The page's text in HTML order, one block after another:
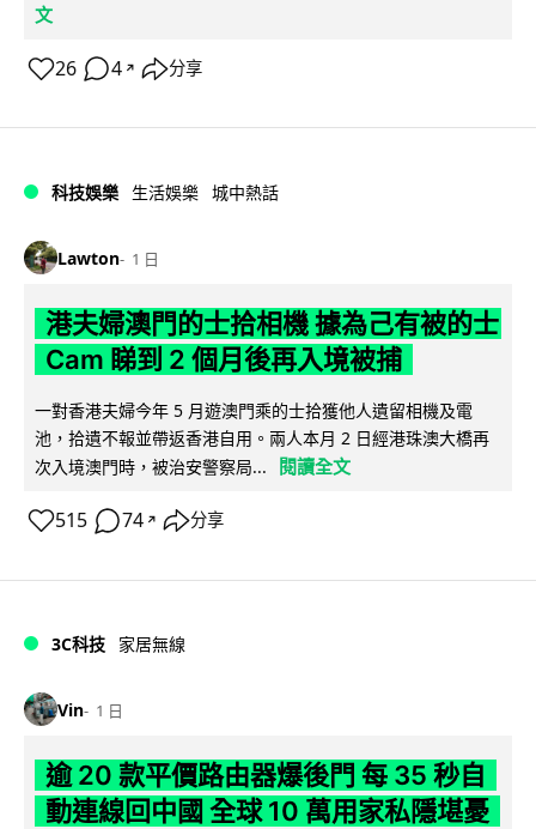
文
26 4 ↗ 分享
科技娛樂 生活娛樂 城中熱話
Lawton 1 日
港夫婦澳門的士拾相機 據為己有被的士
Cam 睇到 2 個月後再入境被捕
一對香港夫婦今年 5 月遊澳門乘的士拾獲他人遺留相機及電
池，拾遺不報並帶返香港自用。兩人本月 2 日經港珠澳大橋再
次入境澳門時，被治安警察局...
閱讀全文
515 74 ↗ 分享
3C科技 家居無線
Vin 1 日
逾 20 款平價路由器爆後門 每 35 秒自
動連線回中國 全球 10 萬用家私隱堪憂